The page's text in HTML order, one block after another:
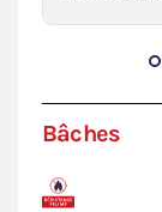
Bâches